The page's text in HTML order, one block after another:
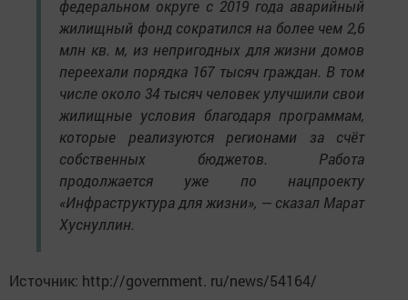
федеральном округе с 2019 года аварийный
жилищный фонд сократился на более чем 2,6
млн кв. м, из непригодных для жизни домов
переехали порядка 167 тысяч граждан. В том
числе около 34 тысяч человек улучшили свои
жилищные условия благодаря программам,
которые реализуются регионами за счёт
собственных бюджетов. Работа
продолжается уже по нацпроекту
«Инфраструктура для жизни», — сказал Марат
Хуснуллин.
Источник: http://government. ru/news/54164/